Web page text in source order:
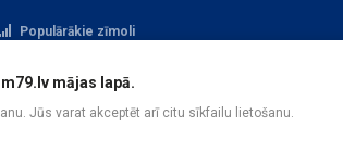
Populārākie zīmoli
Reģistrācija
mājas lapā.
Jūs varat akceptēt arī citu sīkfailu lietošanu.